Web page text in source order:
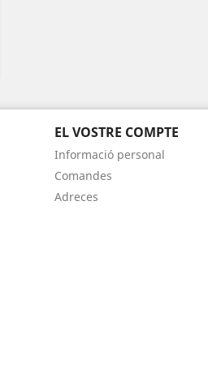
EL VOSTRE COMPTE
Informació personal
Comandes
Adreces